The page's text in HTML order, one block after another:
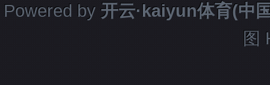
Powered by 开云·kaiyun体育(中
图